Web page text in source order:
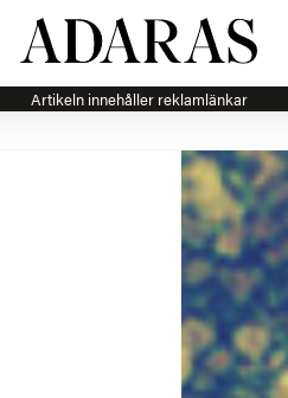
Artikeln innehåller reklamlänkar